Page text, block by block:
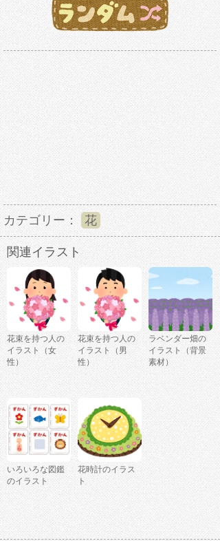
カテゴリー： 花
関連イラスト
花束を持つ人の
イラスト（女
性）
花束を持つ人の
イラスト（男
性）
ラベンダー畑の
イラスト（背景
素材）
いろいろな図鑑
のイラスト
花時計のイラス
ト